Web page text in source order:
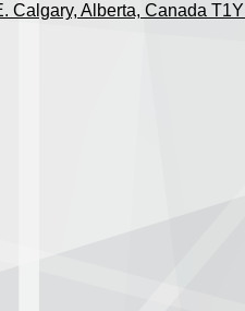
Calgary, Alberta, Canada